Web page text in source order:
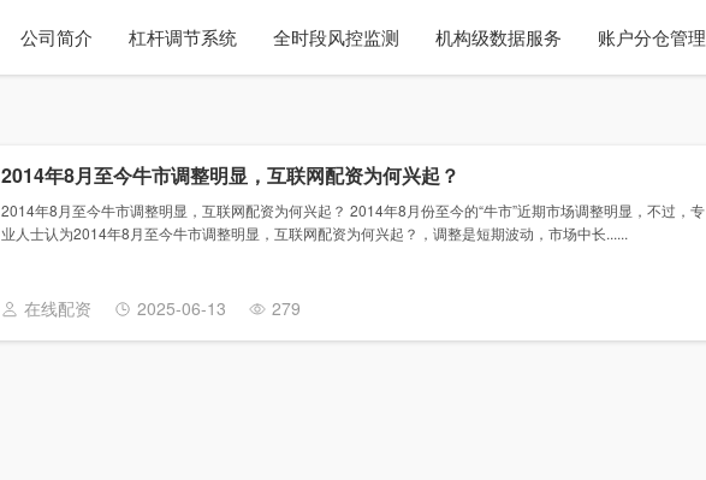
公司简介 杠杆调节系统 全时段风控监测 机构级数据服务 账户分仓管理
2014年8月至今牛市调整明显，互联网配资为何兴起？
2014年8月至今牛市调整明显，互联网配资为何兴起？ 2014年8月份至今的“牛市”近期市场调整明显，不过，专
业人士认为2014年8月至今牛市调整明显，互联网配资为何兴起？，调整是短期波动，市场中长......
在线配资 2025-06-13 279